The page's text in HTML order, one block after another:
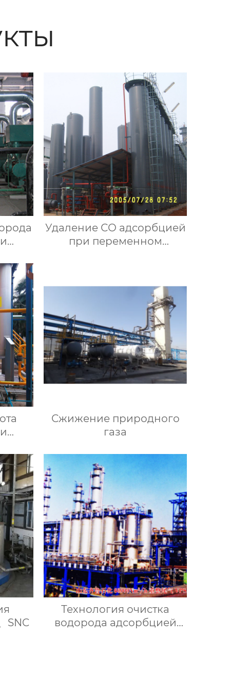
Удаление СО адсорбцией
при переменном
Сжижение природного
газа
SNC
Технология очистка
водорода адсорбцией